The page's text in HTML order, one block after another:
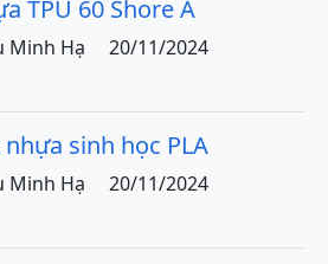
TPU 60 Shore A
Minh Hạ 20/11/2024
nhựa sinh học PLA
Minh Hạ 20/11/2024